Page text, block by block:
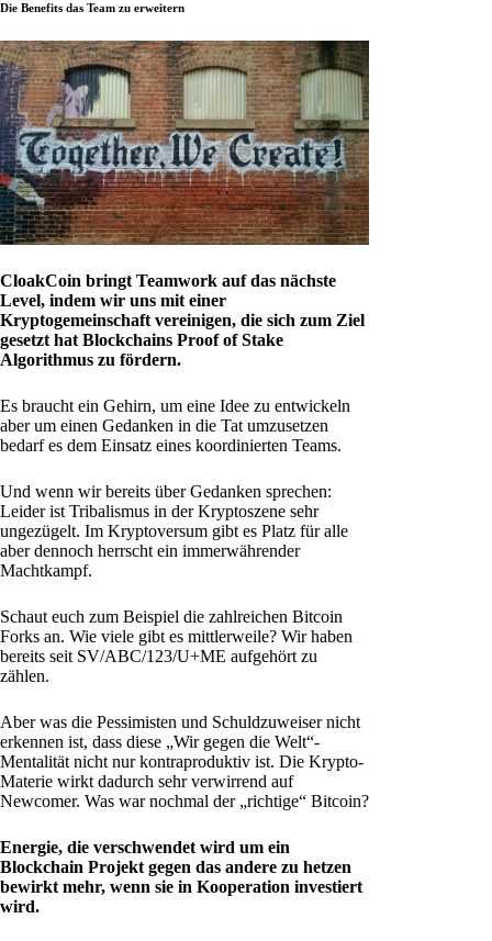
Die Benefits das Team zu erweitern
CloakCoin bringt Teamwork auf das nächste
Level, indem wir uns mit einer
Kryptogemeinschaft vereinigen, die sich zum Ziel
gesetzt hat Blockchains Proof of Stake
Algorithmus zu fördern.
Es braucht ein Gehirn, um eine Idee zu entwickeln
aber um einen Gedanken in die Tat umzusetzen
bedarf es dem Einsatz eines koordinierten Teams.
Und wenn wir bereits über Gedanken sprechen:
Leider ist Tribalismus in der Kryptoszene sehr
ungezügelt. Im Kryptoversum gibt es Platz für alle
aber dennoch herrscht ein immerwährender
Machtkampf.
Schaut euch zum Beispiel die zahlreichen Bitcoin
Forks an. Wie viele gibt es mittlerweile? Wir haben
bereits seit SV/ABC/123/U+ME aufgehört zu
zählen.
Aber was die Pessimisten und Schuldzuweiser nicht
erkennen ist, dass diese „Wir gegen die Welt“-
Mentalität nicht nur kontraproduktiv ist. Die Krypto-
Materie wirkt dadurch sehr verwirrend auf
Newcomer. Was war nochmal der „richtige“ Bitcoin?
Energie, die verschwendet wird um ein
Blockchain Projekt gegen das andere zu hetzen
bewirkt mehr, wenn sie in Kooperation investiert
wird.